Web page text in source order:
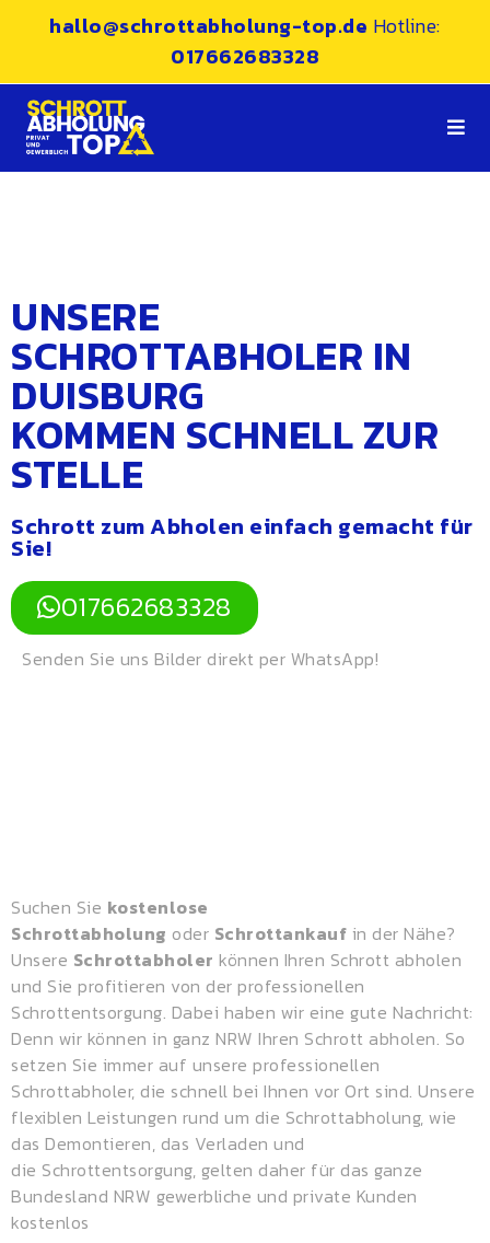
hallo@schrottabholung-top.de Hotline:
017662683328
UNSERE
SCHROTTABHOLER IN
DUISBURG
KOMMEN SCHNELL ZUR
STELLE
Schrott zum Abholen einfach gemacht für
Sie!
017662683328
Senden Sie uns Bilder direkt per WhatsApp!
Suchen Sie kostenlose
Schrottabholung oder Schrottankauf in der Nähe?
Unsere Schrottabholer können Ihren Schrott abholen
und Sie profitieren von der professionellen
Schrottentsorgung. Dabei haben wir eine gute Nachricht:
Denn wir können in ganz NRW Ihren Schrott abholen. So
setzen Sie immer auf unsere professionellen
Schrottabholer, die schnell bei Ihnen vor Ort sind. Unsere
flexiblen Leistungen rund um die Schrottabholung, wie
das Demontieren, das Verladen und
die Schrottentsorgung, gelten daher für das ganze
Bundesland NRW gewerbliche und private Kunden
kostenlos